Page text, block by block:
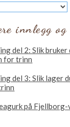
innlegg
del 2: Slik bruker
for trinn
del 3: Slik lager
på Fjellborg-